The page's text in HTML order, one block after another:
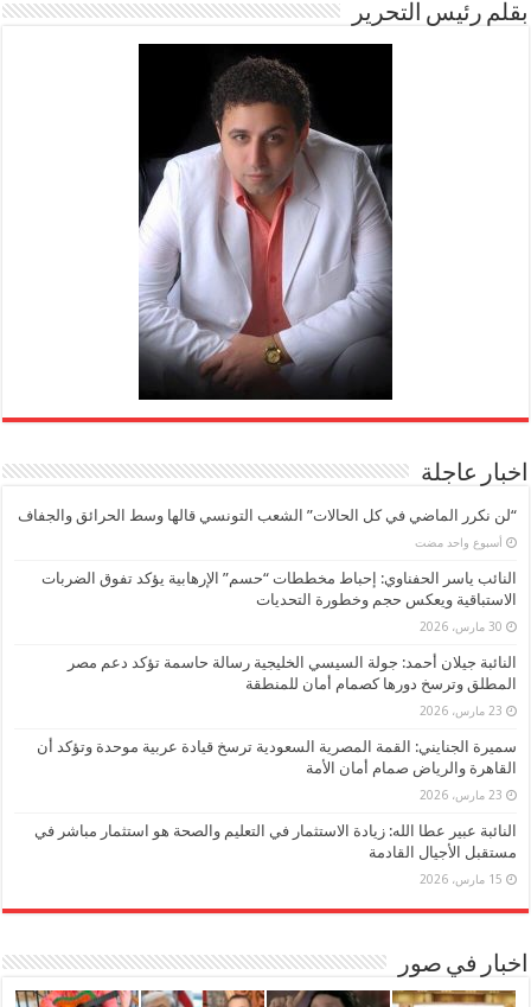
بقلم رئيس التحرير
اخبار عاجلة
“لن نكرر الماضي في كل الحالات” الشعب التونسي قالها وسط الحرائق والجفاف
‏أسبوع واحد مضت
النائب ياسر الحفناوي: إحباط مخططات “حسم” الإرهابية يؤكد تفوق الضربات
الاستباقية ويعكس حجم وخطورة التحديات
30 مارس، 2026
النائبة جيلان أحمد: جولة السيسي الخليجية رسالة حاسمة تؤكد دعم مصر
المطلق وترسخ دورها كصمام أمان للمنطقة
23 مارس، 2026
سميرة الجنايني: القمة المصرية السعودية ترسخ قيادة عربية موحدة وتؤكد أن
القاهرة والرياض صمام أمان الأمة
23 مارس، 2026
النائبة عبير عطا الله: زيادة الاستثمار في التعليم والصحة هو استثمار مباشر في
مستقبل الأجيال القادمة
15 مارس، 2026
اخبار في صور